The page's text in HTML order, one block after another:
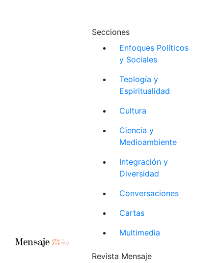
Secciones
Enfoques Políticos
y Sociales
Teología y
Espiritualidad
Cultura
Ciencia y
Medioambiente
Integración y
Diversidad
Conversaciones
Cartas
Multimedia
Revista Mensaje